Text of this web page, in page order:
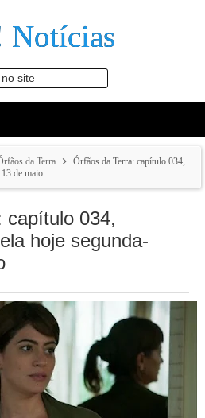
Notícias
site
da Terra
Órfãos da Terra: capítulo 034,
de maio
capítulo 034,
hoje segunda-